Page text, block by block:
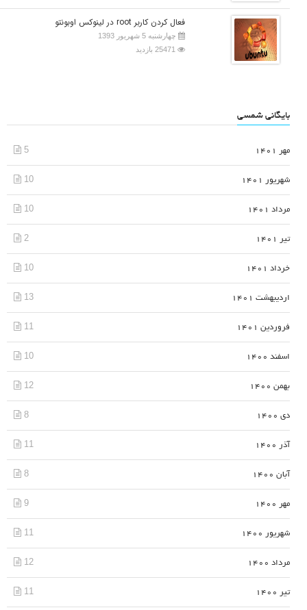
فعال کردن کاربر root در لینوکس اوبونتو
چهارشنبه 5 شهریور 1393
25471 بازدید
بایگانی شمسی
مهر 1401 5
شهریور 1401 10
مرداد 1401 10
تیر 1401 2
خرداد 1401 10
اردیبهشت 1401 13
فروردین 1401 11
اسفند 1400 10
بهمن 1400 12
دی 1400 8
آذر 1400 11
آبان 1400 8
مهر 1400 9
شهریور 1400 11
مرداد 1400 12
تیر 1400 11